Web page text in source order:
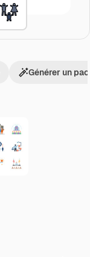
Générer un